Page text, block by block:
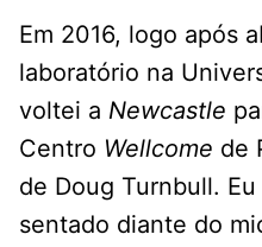
Em 2016, logo após
laboratório na
voltei a Newcastle
Centro Wellcome de
de Doug Turnbull.
sentado diante do